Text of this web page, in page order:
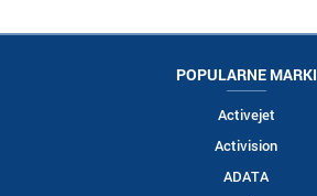
POPULARNE MARKI
Activejet
Activision
ADATA